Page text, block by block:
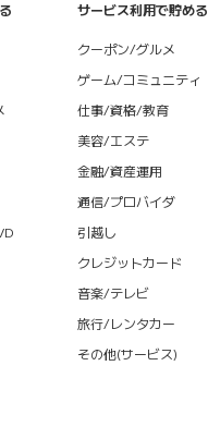
サービス利用で貯める
クーポン/グルメ
ゲーム/コミュニティ
仕事/資格/教育
美容/エステ
金融/資産運用
通信/プロバイダ
引越し
クレジットカード
音楽/テレビ
旅行/レンタカー
その他(サービス)